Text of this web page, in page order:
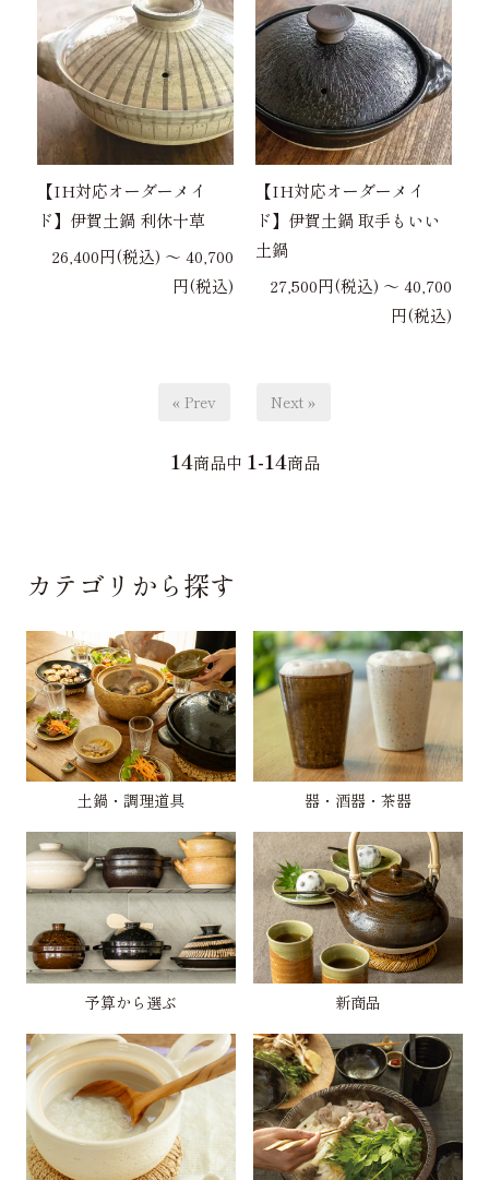
【IH対応オーダーメイ
ド】伊賀土鍋 利休十草
26,400円(税込) 〜 40,700
円(税込)
【IH対応オーダーメイ
ド】伊賀土鍋 取手もいい
土鍋
27,500円(税込) 〜 40,700
円(税込)
« Prev Next »
14商品中 1-14商品
カテゴリから探す
土鍋・調理道具 器・酒器・茶器
予算から選ぶ 新商品